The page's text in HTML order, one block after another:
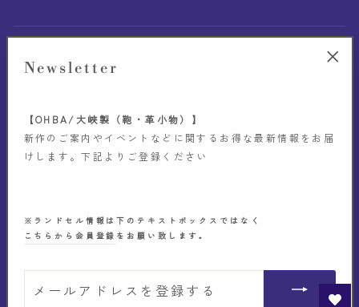
ア
ド
を
登
す
る
BRAND
© 2026 Ohba&Co. all rights reserved.
Newsletter
【OHBA/大峽製（鞄・革小物）】
新作のご案内やイベントなどに関するお得な最新情報をお届
けします。下記よりご登録ください
※ランドセル情報は下のテキストボックスではなく
こちら から会員登録 をお願い致します。